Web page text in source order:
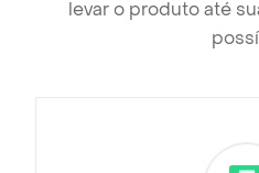
levar o produto até